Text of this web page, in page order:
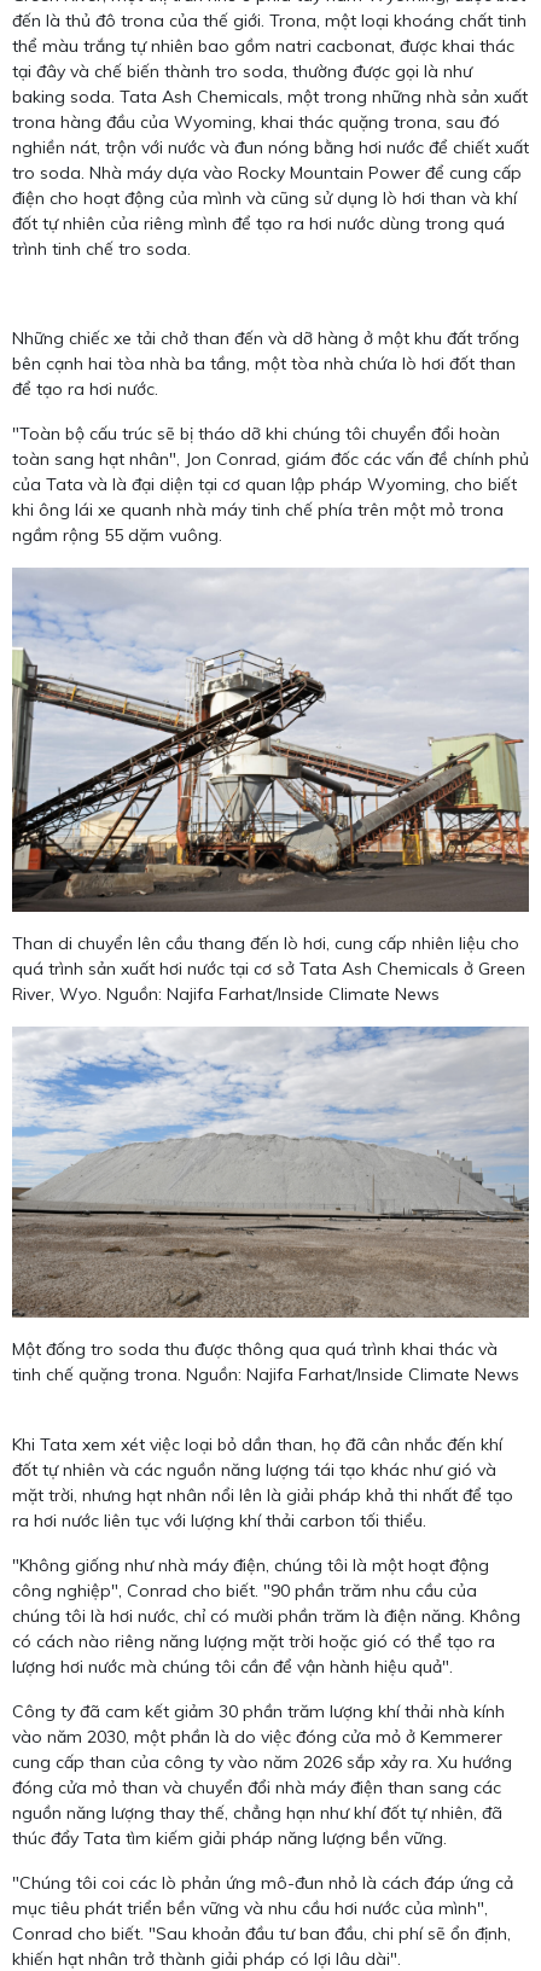
đến là thủ đô trona của thế giới. Trona, một loại khoáng chất tinh
thể màu trắng tự nhiên bao gồm natri cacbonat, được khai thác
tại đây và chế biến thành tro soda, thường được gọi là như
baking soda. Tata Ash Chemicals, một trong những nhà sản xuất
trona hàng đầu của Wyoming, khai thác quặng trona, sau đó
nghiền nát, trộn với nước và đun nóng bằng hơi nước để chiết xuất
tro soda. Nhà máy dựa vào Rocky Mountain Power để cung cấp
điện cho hoạt động của mình và cũng sử dụng lò hơi than và khí
đốt tự nhiên của riêng mình để tạo ra hơi nước dùng trong quá
trình tinh chế tro soda.
Những chiếc xe tải chở than đến và dỡ hàng ở một khu đất trống
bên cạnh hai tòa nhà ba tầng, một tòa nhà chứa lò hơi đốt than
để tạo ra hơi nước.
"Toàn bộ cấu trúc sẽ bị tháo dỡ khi chúng tôi chuyển đổi hoàn
toàn sang hạt nhân", Jon Conrad, giám đốc các vấn đề chính phủ
của Tata và là đại diện tại cơ quan lập pháp Wyoming, cho biết
khi ông lái xe quanh nhà máy tinh chế phía trên một mỏ trona
ngầm rộng 55 dặm vuông.
Than di chuyển lên cầu thang đến lò hơi, cung cấp nhiên liệu cho
quá trình sản xuất hơi nước tại cơ sở Tata Ash Chemicals ở Green
River, Wyo. Nguồn: Najifa Farhat/Inside Climate News
Một đống tro soda thu được thông qua quá trình khai thác và
tinh chế quặng trona. Nguồn: Najifa Farhat/Inside Climate News
Khi Tata xem xét việc loại bỏ dần than, họ đã cân nhắc đến khí
đốt tự nhiên và các nguồn năng lượng tái tạo khác như gió và
mặt trời, nhưng hạt nhân nổi lên là giải pháp khả thi nhất để tạo
ra hơi nước liên tục với lượng khí thải carbon tối thiểu.
"Không giống như nhà máy điện, chúng tôi là một hoạt động
công nghiệp", Conrad cho biết. "90 phần trăm nhu cầu của
chúng tôi là hơi nước, chỉ có mười phần trăm là điện năng. Không
có cách nào riêng năng lượng mặt trời hoặc gió có thể tạo ra
lượng hơi nước mà chúng tôi cần để vận hành hiệu quả".
Công ty đã cam kết giảm 30 phần trăm lượng khí thải nhà kính
vào năm 2030, một phần là do việc đóng cửa mỏ ở Kemmerer
cung cấp than của công ty vào năm 2026 sắp xảy ra. Xu hướng
đóng cửa mỏ than và chuyển đổi nhà máy điện than sang các
nguồn năng lượng thay thế, chẳng hạn như khí đốt tự nhiên, đã
thúc đẩy Tata tìm kiếm giải pháp năng lượng bền vững.
"Chúng tôi coi các lò phản ứng mô-đun nhỏ là cách đáp ứng cả
mục tiêu phát triển bền vững và nhu cầu hơi nước của mình",
Conrad cho biết. "Sau khoản đầu tư ban đầu, chi phí sẽ ổn định,
khiến hạt nhân trở thành giải pháp có lợi lâu dài".